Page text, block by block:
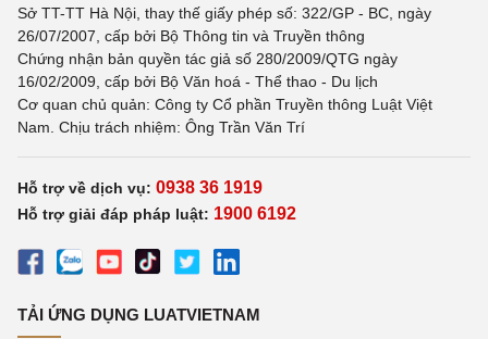
Sở TT-TT Hà Nội, thay thế giấy phép số: 322/GP - BC, ngày
26/07/2007, cấp bởi Bộ Thông tin và Truyền thông
Chứng nhận bản quyền tác giả số 280/2009/QTG ngày
16/02/2009, cấp bởi Bộ Văn hoá - Thể thao - Du lịch
Cơ quan chủ quản: Công ty Cổ phần Truyền thông Luật Việt
Nam. Chịu trách nhiệm: Ông Trần Văn Trí
Hỗ trợ về dịch vụ: 0938 36 1919
Hỗ trợ giải đáp pháp luật: 1900 6192
TẢI ỨNG DỤNG LUATVIETNAM